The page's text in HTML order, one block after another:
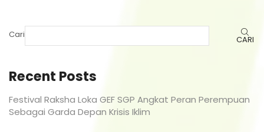
Cari CARI
Recent Posts
Festival Raksha Loka GEF SGP Angkat Peran Perempuan
Sebagai Garda Depan Krisis Iklim